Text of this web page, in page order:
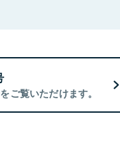
ご覧いただけます。